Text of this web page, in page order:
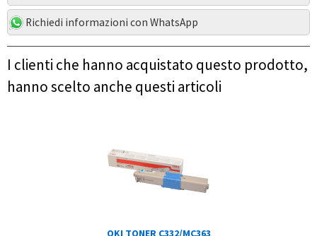
Richiedi informazioni con WhatsApp
I clienti che hanno acquistato questo prodotto,
hanno scelto anche questi articoli
OKI TONER C332/MC363